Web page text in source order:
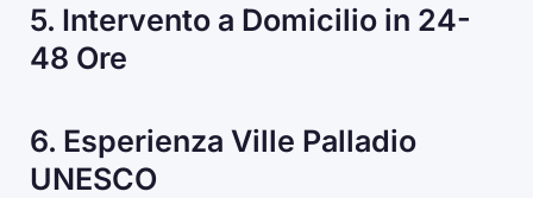
5. Intervento a Domicilio in 24-
48 Ore
6. Esperienza Ville Palladio
UNESCO